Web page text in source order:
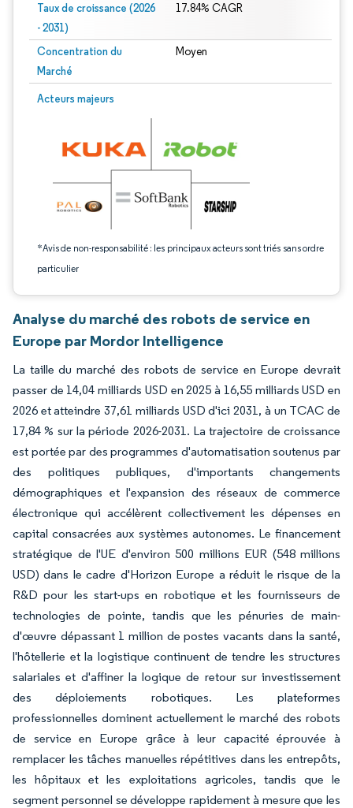
Taux de croissance (2026
- 2031)
17.84% CAGR
Concentration du
Marché
Moyen
Acteurs majeurs
*Avis de non-responsabilité : les principaux acteurs sont triés sans ordre
particulier
Image © Mordor Intelligence. La réutilisation nécessite une attribution sous CC
Analyse du marché des robots de service en
Europe par Mordor Intelligence
La taille du marché des robots de service en Europe devrait
passer de 14,04 milliards USD en 2025 à 16,55 milliards USD en
2026 et atteindre 37,61 milliards USD d'ici 2031, à un TCAC de
17,84 % sur la période 2026-2031. La trajectoire de croissance
est portée par des programmes d'automatisation soutenus par
des politiques publiques, d'importants changements
démographiques et l'expansion des réseaux de commerce
électronique qui accélèrent collectivement les dépenses en
capital consacrées aux systèmes autonomes. Le financement
stratégique de l'UE d'environ 500 millions EUR (548 millions
USD) dans le cadre d'Horizon Europe a réduit le risque de la
R&D pour les start-ups en robotique et les fournisseurs de
technologies de pointe, tandis que les pénuries de main-
d'œuvre dépassant 1 million de postes vacants dans la santé,
l'hôtellerie et la logistique continuent de tendre les structures
salariales et d'affiner la logique de retour sur investissement
des déploiements robotiques. Les plateformes
professionnelles dominent actuellement le marché des robots
de service en Europe grâce à leur capacité éprouvée à
remplacer les tâches manuelles répétitives dans les entrepôts,
les hôpitaux et les exploitations agricoles, tandis que le
segment personnel se développe rapidement à mesure que les